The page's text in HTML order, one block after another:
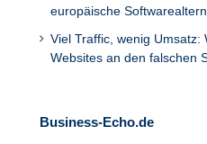
europäische
Viel Traffic, wenig Umsatz:
Websites an den falschen
Business-Echo.de